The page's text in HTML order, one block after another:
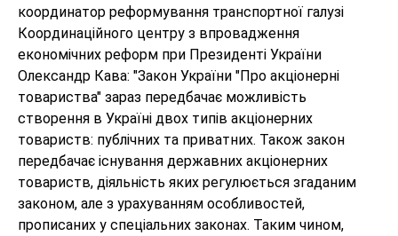
координатор реформування транспортної галузі
Координаційного центру з впровадження
економічних реформ при Президенті України
Олександр Кава: "Закон України "Про акціонерні
товариства" зараз передбачає можливість
створення в Україні двох типів акціонерних
товариств: публічних та приватних. Також закон
передбачає існування державних акціонерних
товариств, діяльність яких регулюється згаданим
законом, але з урахуванням особливостей,
прописаних у спеціальних законах. Таким чином,